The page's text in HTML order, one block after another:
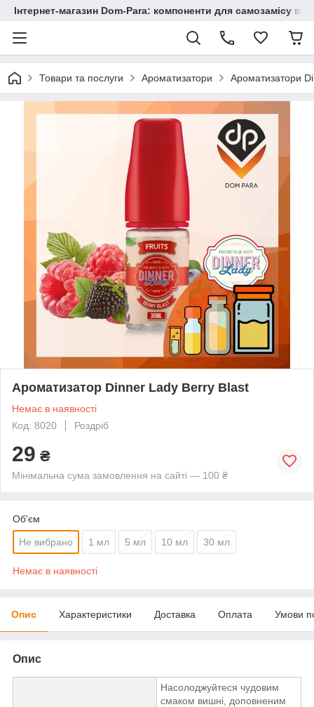
Інтернет-магазин Dom-Para: компоненти для самозамісу
Товари та послуги Ароматизатори Ароматизатори
Ароматизатор Dinner Lady Berry Blast
Немає в наявності
Код: 8020
Роздріб
29 ₴
Мінімальна сума замовлення на сайті — 100 ₴
Об'єм
Не вибрано 1 мл 5 мл 10 мл 30 мл
Немає в наявності
Опис Характеристики Доставка Оплата Умови
Опис
Насолоджуйтеся чудовим
смаком вишні, доповненим